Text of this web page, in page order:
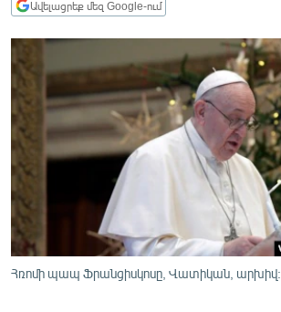
ՊԱՏԵՐԱԶՄԻ 6 ՇԱԲԱԹՆԵՐԸ
ՏԱՐԱԾԱՇՐՋԱՆ
ՄԻՋԱԶԳԱՅԻՆ
ՄՇԱԿՈՒՅԹ
ՍՊՈՐՏ
ՄԵԿՆԱԲԱՆՈՒԹՅՈՒՆ
ՏՏ ԵՒ ԻՆՏԵՐՆԵՏ
Ավելացրեք մեզ Google-ում
Հռոմի պապ Ֆրանցիսկոսը, Վատիկան, արխիվ: